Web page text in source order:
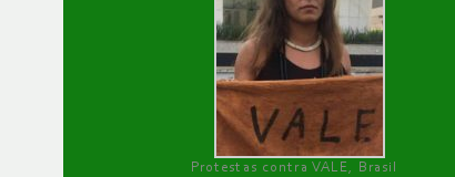
Protestas contra VALE, Brasil